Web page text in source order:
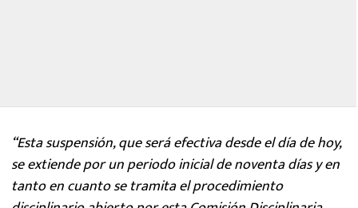
“Esta suspensión, que será efectiva desde el día de hoy,
se extiende por un periodo inicial de noventa días y en
tanto en cuanto se tramita el procedimiento